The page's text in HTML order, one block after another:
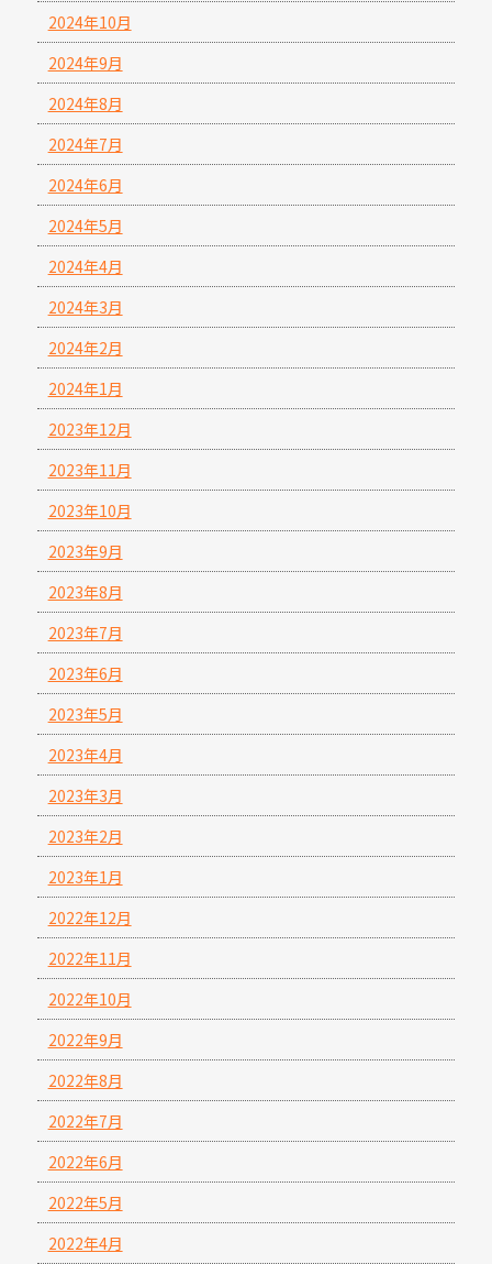
2024年10月
2024年9月
2024年8月
2024年7月
2024年6月
2024年5月
2024年4月
2024年3月
2024年2月
2024年1月
2023年12月
2023年11月
2023年10月
2023年9月
2023年8月
2023年7月
2023年6月
2023年5月
2023年4月
2023年3月
2023年2月
2023年1月
2022年12月
2022年11月
2022年10月
2022年9月
2022年8月
2022年7月
2022年6月
2022年5月
2022年4月